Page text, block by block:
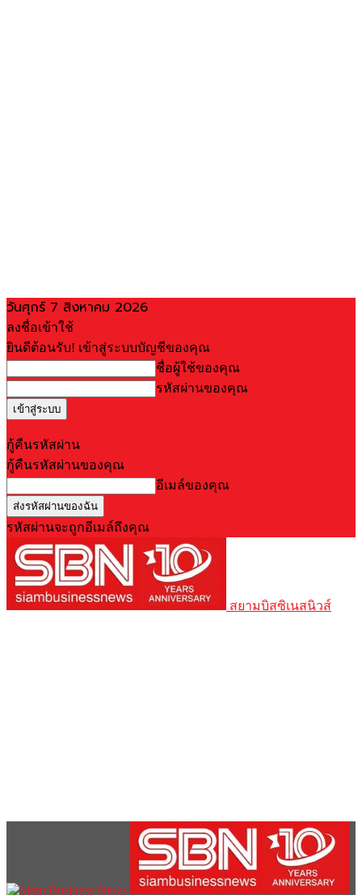
วันศุกร์ 7 สิงหาคม 2026
ลงชื่อเข้าใช้
ยินดีต้อนรับ! เข้าสู่ระบบบัญชีของคุณ
ชื่อผู้ใช้ของคุณ
รหัสผ่านของคุณ
กู้คืนรหัสผ่าน
กู้คืนรหัสผ่านของคุณ
อีเมล์ของคุณ
รหัสผ่านจะถูกอีเมล์ถึงคุณ
สยามบิสซิเนสนิวส์